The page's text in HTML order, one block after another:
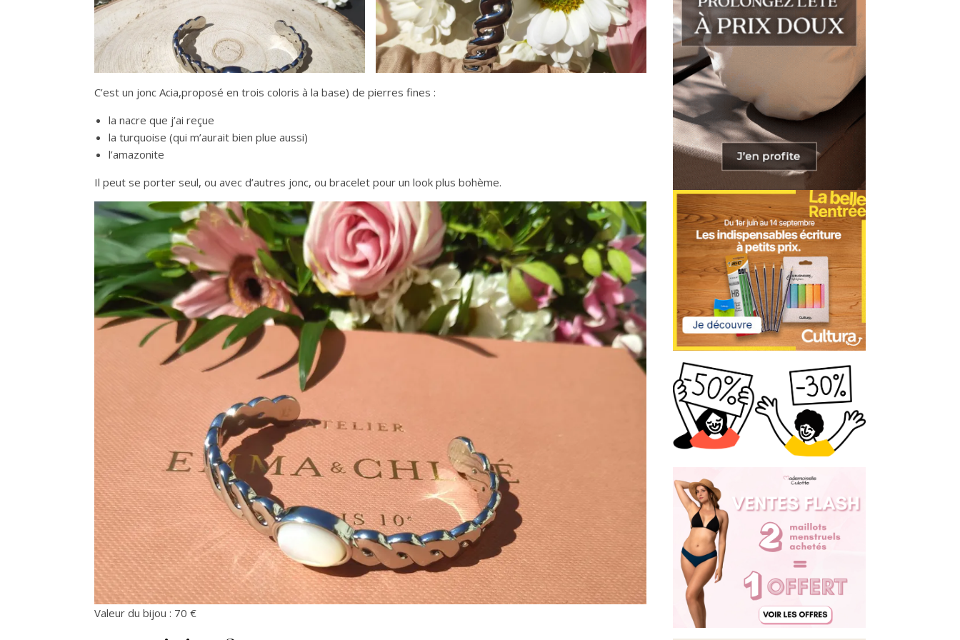
C’est un jonc Acia,proposé en trois coloris à la base) de pierres fines :
la nacre que j’ai reçue
la turquoise (qui m’aurait bien plue aussi)
l’amazonite
Il peut se porter seul, ou avec d’autres jonc, ou bracelet pour un look plus bohème.
Valeur du bijou : 70 €